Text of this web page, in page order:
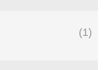
(1)